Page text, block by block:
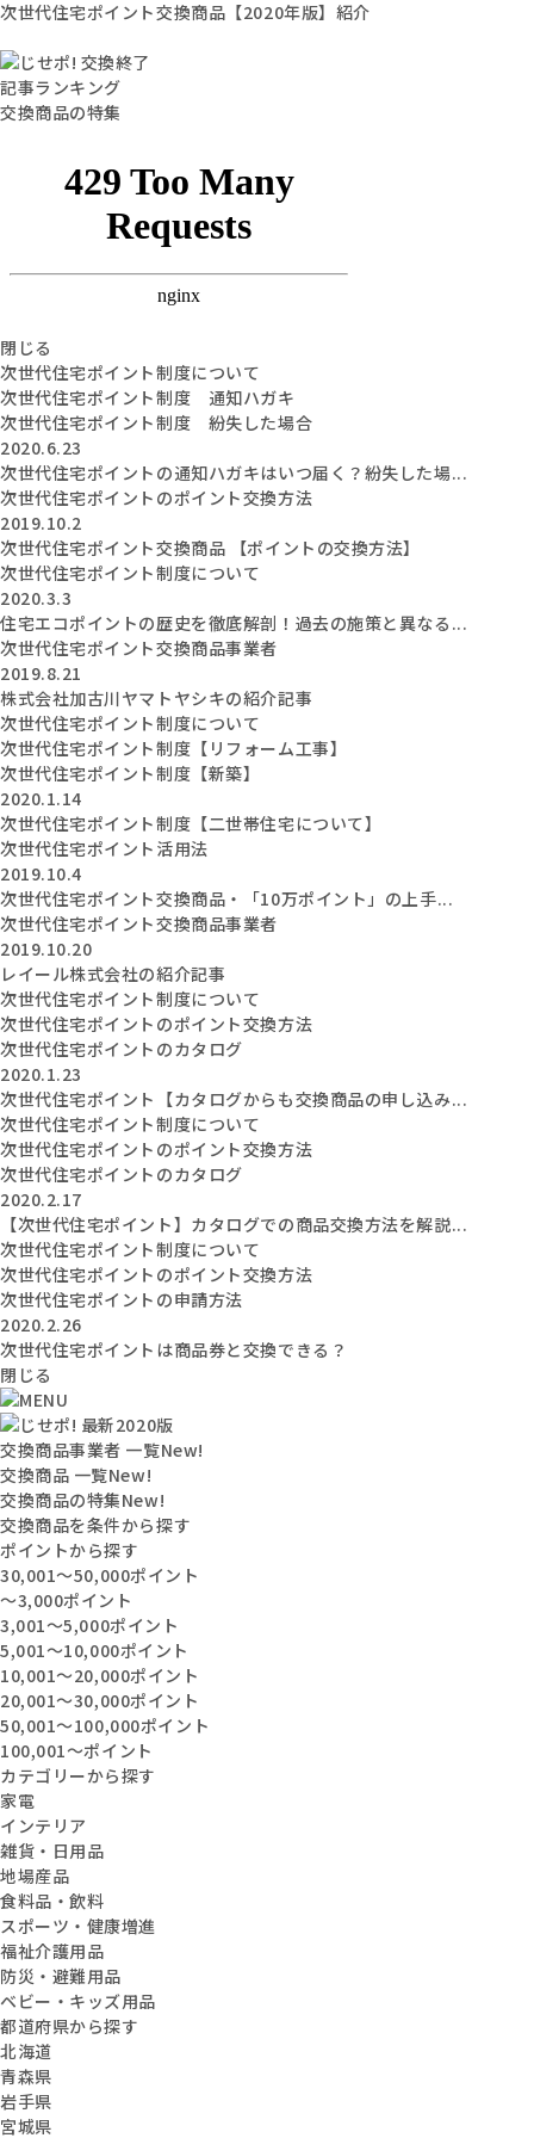
次世代住宅ポイント交換商品【2020年版】紹介
記事ランキング
交換商品の特集
閉じる
次世代住宅ポイント制度について
次世代住宅ポイント制度 通知ハガキ
次世代住宅ポイント制度 紛失した場合
2020.6.23
次世代住宅ポイントの通知ハガキはいつ届く？紛失した場...
次世代住宅ポイントのポイント交換方法
2019.10.2
次世代住宅ポイント交換商品 【ポイントの交換方法】
次世代住宅ポイント制度について
2020.3.3
住宅エコポイントの歴史を徹底解剖！過去の施策と異なる...
次世代住宅ポイント交換商品事業者
2019.8.21
株式会社加古川ヤマトヤシキの紹介記事
次世代住宅ポイント制度について
次世代住宅ポイント制度【リフォーム工事】
次世代住宅ポイント制度【新築】
2020.1.14
次世代住宅ポイント制度【二世帯住宅について】
次世代住宅ポイント活用法
2019.10.4
次世代住宅ポイント交換商品・「10万ポイント」の上手...
次世代住宅ポイント交換商品事業者
2019.10.20
レイール株式会社の紹介記事
次世代住宅ポイント制度について
次世代住宅ポイントのポイント交換方法
次世代住宅ポイントのカタログ
2020.1.23
次世代住宅ポイント【カタログからも交換商品の申し込み...
次世代住宅ポイント制度について
次世代住宅ポイントのポイント交換方法
次世代住宅ポイントのカタログ
2020.2.17
【次世代住宅ポイント】カタログでの商品交換方法を解説...
次世代住宅ポイント制度について
次世代住宅ポイントのポイント交換方法
次世代住宅ポイントの申請方法
2020.2.26
次世代住宅ポイントは商品券と交換できる？
閉じる
交換商品事業者 一覧New!
交換商品 一覧New!
交換商品の特集New!
交換商品を条件から探す
ポイントから探す
30,001〜50,000ポイント
〜3,000ポイント
3,001〜5,000ポイント
5,001〜10,000ポイント
10,001〜20,000ポイント
20,001〜30,000ポイント
50,001〜100,000ポイント
100,001〜ポイント
カテゴリーから探す
家電
インテリア
雑貨・日用品
地場産品
食料品・飲料
スポーツ・健康増進
福祉介護用品
防災・避難用品
ベビー・キッズ用品
都道府県から探す
北海道
青森県
岩手県
宮城県